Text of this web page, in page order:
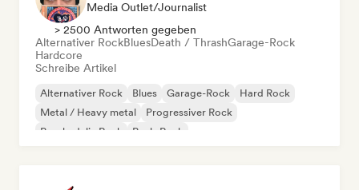
Media Outlet/Journalist
> 2500 Antworten gegeben
Alternativer RockBluesDeath / ThrashGarage-Rock
Hardcore
Schreibe Artikel
Alternativer Rock Blues Garage-Rock
Hard Rock
Metal / Heavy metal
Progressiver Rock
Psychedelic Rock
Punk-Rock